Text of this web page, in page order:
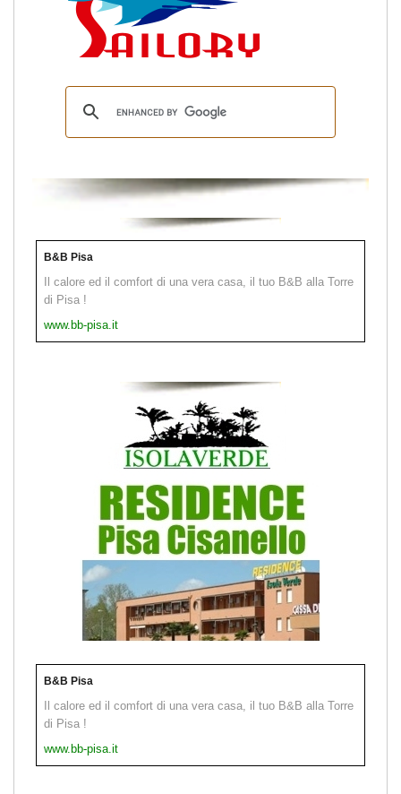
B&B Pisa
Il calore ed il comfort di una vera casa, il tuo B&B alla Torre
di Pisa !
www.bb-pisa.it
B&B Pisa
Il calore ed il comfort di una vera casa, il tuo B&B alla Torre
di Pisa !
www.bb-pisa.it